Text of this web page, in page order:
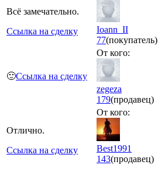
Всё замечательно.
Ссылка на сделку
Ioann_II
77(покупатель)
🙂Ссылка на сделку
От кого:
zegeza
179(продавец)
Отлично.
Ссылка на сделку
От кого:
Best1991
143(продавец)